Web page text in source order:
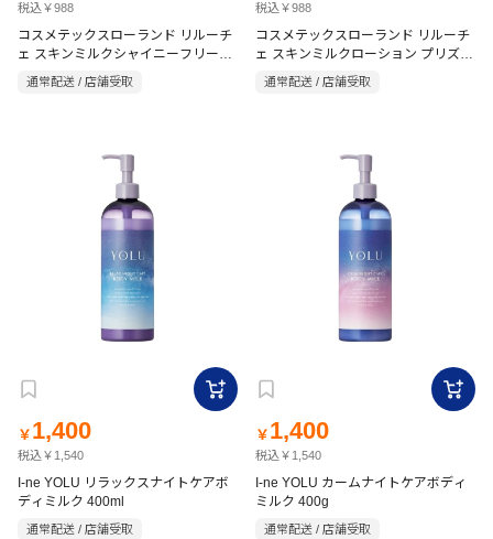
税込￥988
コスメテックスローランド リルーチ
ェ スキンミルクシャイニーフリージ
ア 300ml
通常配送 / 店舗受取
税込￥988
コスメテックスローランド リルーチ
ェ スキンミルクローション プリズム
リリー 300ml
通常配送 / 店舗受取
￥ 1,400
税込￥1,540
I-ne YOLU リラックスナイトケアボ
ディミルク 400ml
通常配送 / 店舗受取
￥ 1,400
税込￥1,540
I-ne YOLU カームナイトケアボディ
ミルク 400g
通常配送 / 店舗受取